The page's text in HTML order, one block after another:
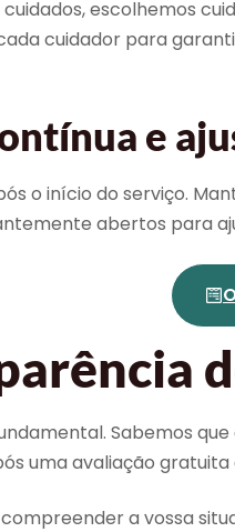
escolhemos
cuidador para
e
o início do serviço.
abertos para
Sabemos
uma avaliação gratuita
a vossa